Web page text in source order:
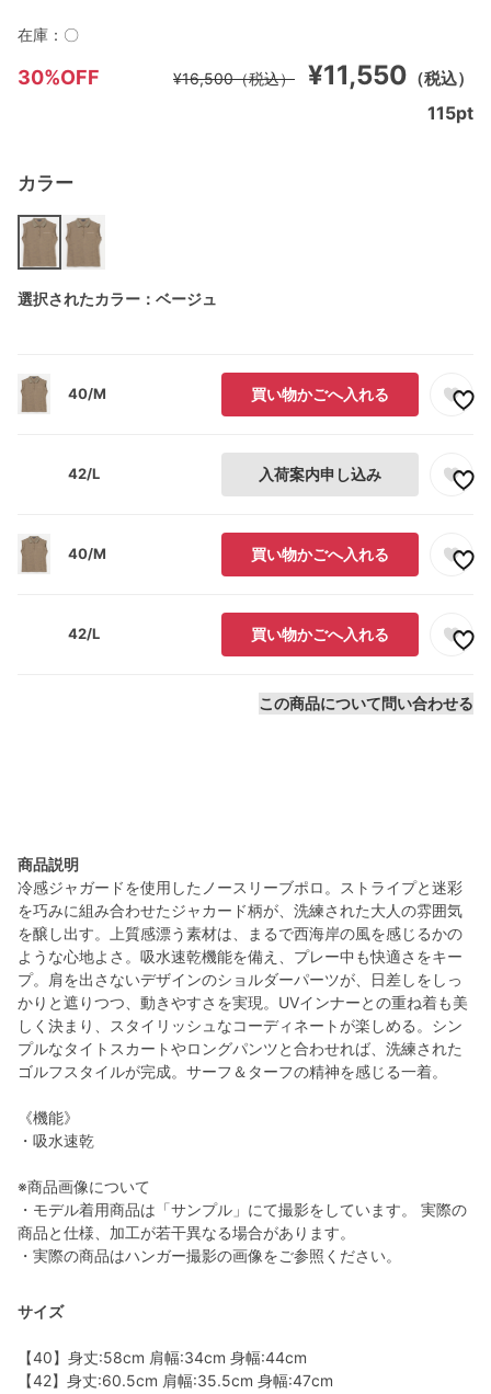
30%OFF ¥11,550 （税込）
¥16,500（税込）
カラー
選択されたカラー：ベージュ
40/M 買い物かごへ入れる
42/L 入荷案内申し込み
40/M 買い物かごへ入れる
42/L 買い物かごへ入れる
この商品について問い合わせる
商品説明
冷感ジャガードを使用したノースリーブポロ。ストライプと迷彩
を巧みに組み合わせたジャカード柄が、洗練された大人の雰囲気
を醸し出す。上質感漂う素材は、まるで西海岸の風を感じるかの
ような心地よさ。吸水速乾機能を備え、プレー中も快適さをキー
プ。肩を出さないデザインのショルダーパーツが、日差しをしっ
かりと遮りつつ、動きやすさを実現。UVインナーとの重ね着も美
しく決まり、スタイリッシュなコーディネートが楽しめる。シン
プルなタイトスカートやロングパンツと合わせれば、洗練された
ゴルフスタイルが完成。サーフ＆ターフの精神を感じる一着。
《機能》
・吸水速乾
※商品画像について
・モデル着用商品は「サンプル」にて撮影をしています。 実際の
商品と仕様、加工が若干異なる場合があります。
・実際の商品はハンガー撮影の画像をご参照ください。
サイズ
【40】身丈:58cm 肩幅:34cm 身幅:44cm
【42】身丈:60.5cm 肩幅:35.5cm 身幅:47cm
在庫： 〇
115pt